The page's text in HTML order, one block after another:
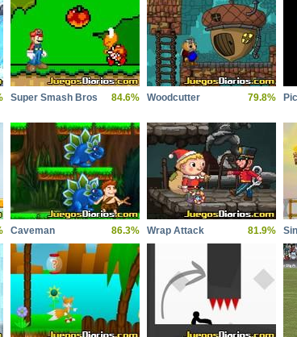
Super Smash Bros 84.6% Woodcutter 79.8%
Caveman 86.3% Wrap Attack 81.9%